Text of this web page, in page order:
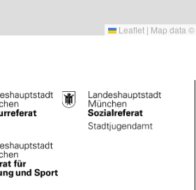
Leaflet | Map data ©